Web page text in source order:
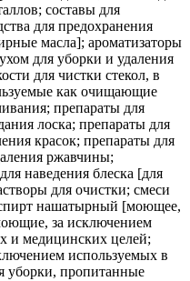
составы для
для предохранения
масла]; ароматизаторы
для уборки и удаления
для чистки стекол, в
как очищающие
препараты для
лоска; препараты для
красок; препараты для
ржавчины;
наведения блеска [для
для очистки; смеси
спирт нашатырный [моющее,
за исключением
и медицинских целей;
используемых в
уборки, пропитанные